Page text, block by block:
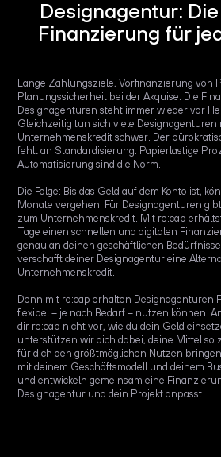
Designagentur:
Finanzierung für
Lange Zahlungsziele, Vorfinanzierung von
Planungssicherheit bei der Akquise: Die
Designagenturen steht immer wieder vor
Gleichzeitig tun sich viele Designagenturen
Unternehmenskredit schwer. Der
fehlt an Standardisierung. Papierlastige
Automatisierung sind die Norm.
Die Folge: Bis das Geld auf dem Konto ist,
Monate vergehen. Für Designagenturen
zum Unternehmenskredit. Mit re:cap
Tage einen schnellen und digitalen
genau an deinen geschäftlichen
verschafft deiner Designagentur eine
Unternehmenskredit.
Denn mit re:cap erhalten Designagenturen
flexibel – je nach Bedarf – nutzen können.
dir re:cap nicht vor, wie du dein Geld
unterstützen wir dich dabei, deine Mittel so
für dich den größtmöglichen Nutzen
mit deinem Geschäftsmodell und deinem
und entwickeln gemeinsam eine
Designagentur und dein Projekt anpasst.